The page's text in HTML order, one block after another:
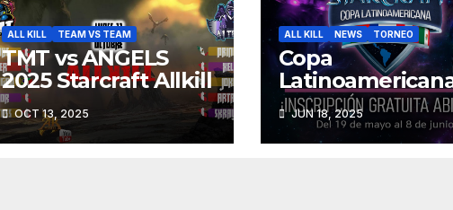
ALL KILL TEAM VS TEAM
TMT vs ANGELS
2025 Starcraft Allkill
OCT 13, 2025
ALL KILL NEWS TORNEO
Copa
StarCraft
JUN 18, 2025